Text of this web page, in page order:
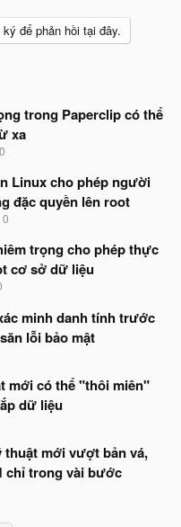
để phản hồi tại đây.
trong Paperclip có thể
xa
0
Linux cho phép người
đặc quyền lên root
0
trọng cho phép thực
cơ sở dữ liệu
minh danh tính trước
lỗi bảo mật
mới có thể "thôi miên"
dữ liệu
thuật mới vượt bản vá,
chỉ trong vài bước